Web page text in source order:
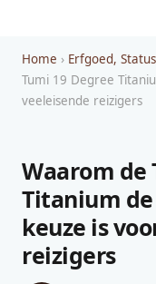
Home › Erfgoed,
Tumi 19 Degree
veeleisende reizigers
Waarom de
Titanium
keuze is
reizigers